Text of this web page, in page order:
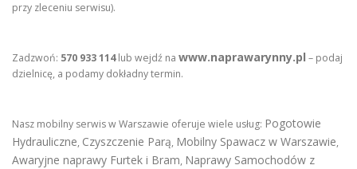
przy zleceniu serwisu).
Zadzwoń: 570 933 114lub wejdź na www.naprawarynny.pl – podaj
dzielnicę, a podamy dokładny termin.
Nasz mobilny serwis w Warszawie oferuje wiele usług: Pogotowie
Hydrauliczne, Czyszczenie Parą, Mobilny Spawacz w Warszawie,
Awaryjne naprawy Furtek i Bram, Naprawy Samochodów z